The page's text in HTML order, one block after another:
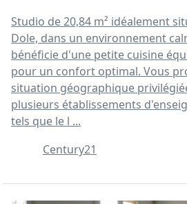
Studio de 20,84 m² idéalement
Dole, dans un environnement
bénéficie d'une petite cuisine
pour un confort optimal. Vous
situation géographique
plusieurs établissements
tels que le l ...
Century21